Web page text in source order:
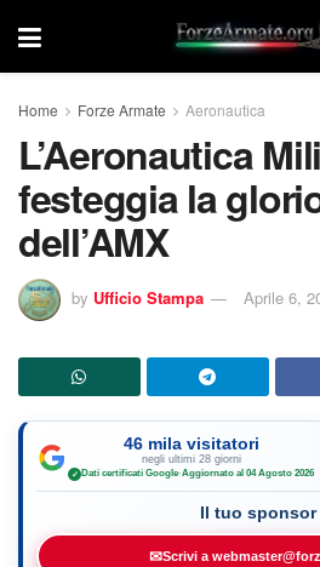
Home Forze Armate Aeronautica
L’Aeronautica
festeggia la
dell’AMX
by Ufficio Stampa Aprile 6,
46 mila visitatori
negli ultimi 28 giorni
✓ Dati certificati Google·Aggiornato al 04 Agosto 2026
Il tuo sponsor
✉Scrivi a